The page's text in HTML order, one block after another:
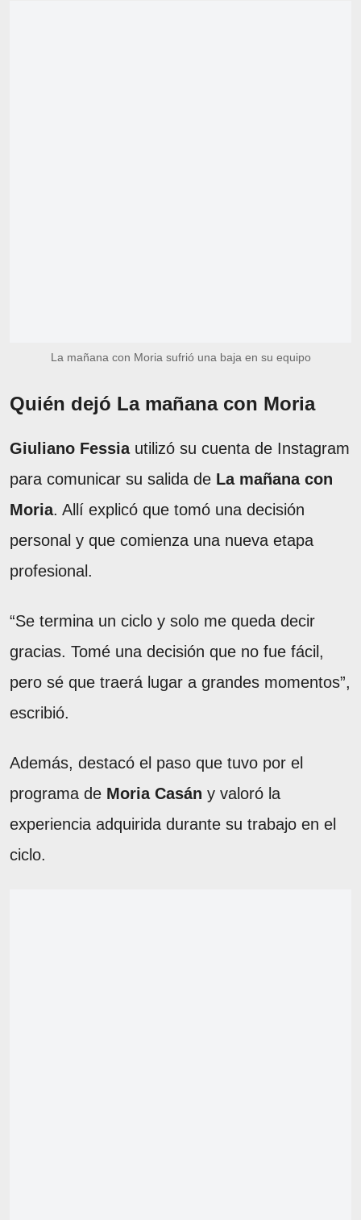
La mañana con Moria sufrió una baja en su equipo
Quién dejó La mañana con Moria
Giuliano Fessiautilizó su cuenta de Instagram
para comunicar su salida de La mañana con
Moria. Allí explicó que tomó una decisión
personal y que comienza una nueva etapa
profesional.
“Se termina un ciclo y solo me queda decir
gracias. Tomé una decisión que no fue fácil,
pero sé que traerá lugar a grandes momentos”,
escribió.
Además, destacó el paso que tuvo por el
programa de Moria Casán y valoró la
experiencia adquirida durante su trabajo en el
ciclo.